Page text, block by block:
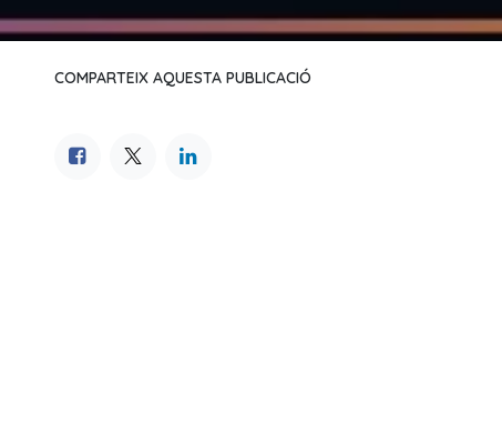
COMPARTEIX AQUESTA PUBLICACIÓ